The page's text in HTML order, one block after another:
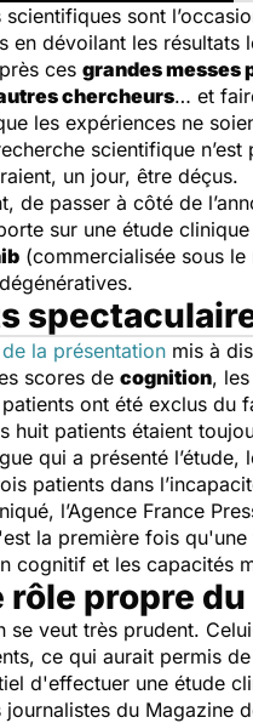
scientifiques sont
en dévoilant les
ces grandes messes
chercheurs… et
les expériences ne
scientifique
un jour, être déçus.
de passer à côté de
sur une étude
(commercialisée sous
la présentation mis à
scores de cognition, les
ont été exclus du
huit patients étaient
qui a présenté
patients dans
l’Agence France
la première fois
cognitif et les capacités
rôle propre
se veut très prudent.
ce qui aurait permis
d'effectuer une étude
journalistes du Magazine